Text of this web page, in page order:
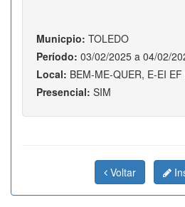
Municpio: TOLEDO
Período: 03/02/2025 a 04/02/
Local: BEM-ME-QUER, E-EI
Presencial: SIM
Voltar